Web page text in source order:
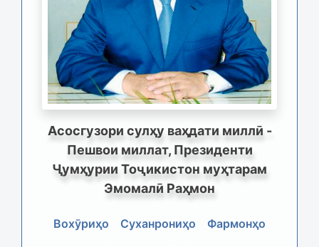
Асосгузори сулҳу ваҳдати миллӣ -
Пешвои миллат, Президенти
Ҷумҳурии Тоҷикистон муҳтарам
Эмомалӣ Раҳмон
Вохӯриҳо Суханрониҳо
Фармонҳо